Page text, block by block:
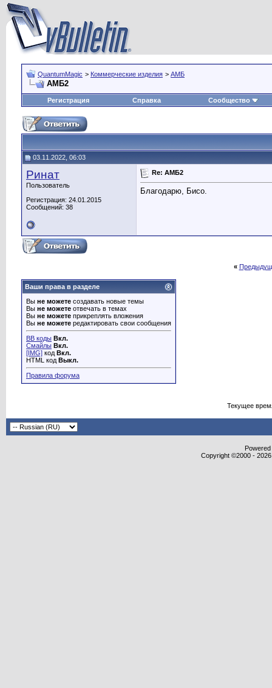
QuantumMagic > Коммерческие изделия > АМБ
АМБ2
Регистрация Справка Сообщество
03.11.2022, 06:03
Ринат
Пользователь
Регистрация: 24.01.2015
Сообщений: 38
Re: АМБ2
Благодарю, Бисо.
«
Ваши права в разделе
Вы не можете создавать новые темы
Вы не можете отвечать в темах
Вы не можете прикреплять вложения
Вы не можете редактировать свои сообщения
BB коды Вкл.
Смайлы Вкл.
[IMG] код Вкл.
HTML код Выкл.
Правила форума
Текущее
Copyright ©2000 -